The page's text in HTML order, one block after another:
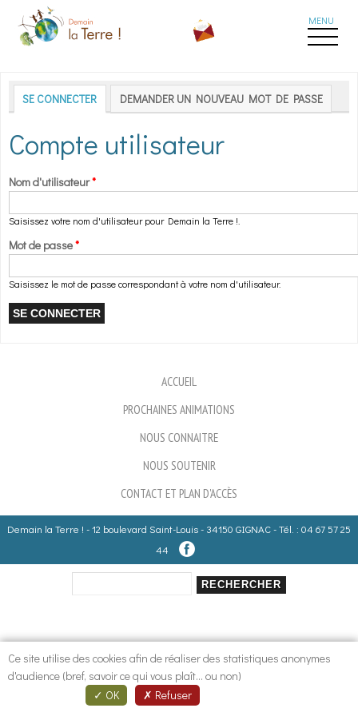
Aller au contenu principal
Onglets principaux
SE CONNECTER (ONGLET ACTIF)
DEMANDER UN NOUVEAU MOT DE PASSE
Compte utilisateur
Nom d'utilisateur*
Saisissez votre nom d'utilisateur pour Demain la Terre !.
Mot de passe*
Saisissez le mot de passe correspondant à votre nom d'utilisateur.
ACCUEIL
PROCHAINES ANIMATIONS
NOUS CONNAITRE
NOUS SOUTENIR
CONTACT ET PLAN D'ACCÈS
Demain la Terre ! - 12 boulevard Saint-Louis - 34150 GIGNAC - Tél. : 04 67 57 25
44
Ce site utilise des cookies afin de réaliser des statistiques anonymes
d'audience (bref, savoir ce qui vous plaît... ou non)
OK
Refuser